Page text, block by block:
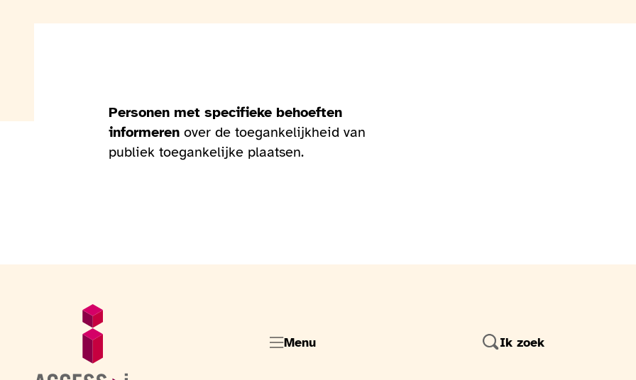
Personen met specifieke behoeften
informeren over de toegankelijkheid van
publiek toegankelijke plaatsen.
Algemene informatie
Menu
Ik zoek